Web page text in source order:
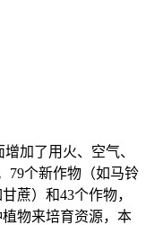
加了用火、空气、
79个新作物（如马铃
蔗）和43个作物，
物来培育资源，本